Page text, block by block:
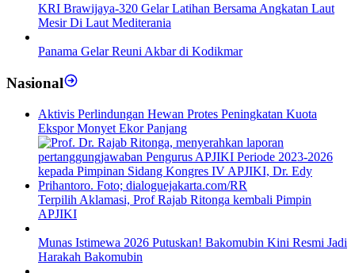
KRI Brawijaya-320 Gelar Latihan Bersama Angkatan Laut
Mesir Di Laut Mediterania
Panama Gelar Reuni Akbar di Kodikmar
Nasional
Aktivis Perlindungan Hewan Protes Peningkatan Kuota
Ekspor Monyet Ekor Panjang
Terpilih Aklamasi, Prof Rajab Ritonga kembali Pimpin
APJIKI
Munas Istimewa 2026 Putuskan! Bakomubin Kini Resmi Jadi
Harakah Bakomubin